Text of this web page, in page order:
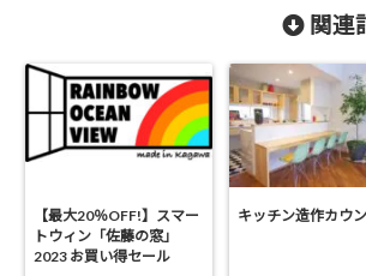
関連
【最大20％OFF!】スマー
トウィン「佐藤の窓」
2023 お買い得セール
キッチン造作カウ